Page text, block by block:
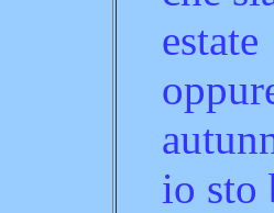
estate
io sto